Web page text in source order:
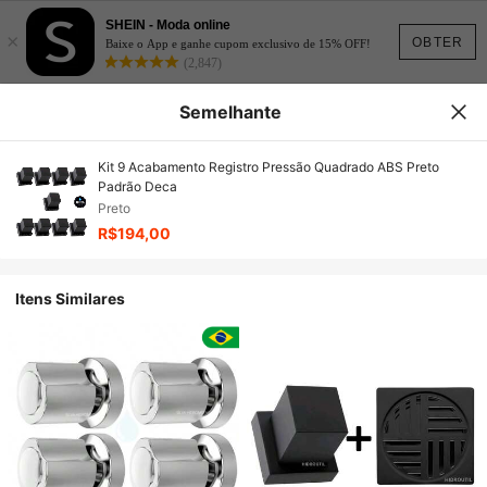
OBTER
×
SHEIN - Moda online
Baixe o App e ganhe cupom exclusivo de 15% OFF!
(2,847)
Semelhante
Kit 9 Acabamento Registro Pressão Quadrado ABS Preto
Padrão Deca
Preto
R$194,00
Itens Similares